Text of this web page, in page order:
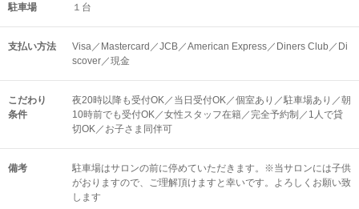
駐車場 １台
支払い方法
Visa／Mastercard／JCB／American Express／Diners Club／Di
scover／現金
こだわり
条件
夜20時以降も受付OK／当日受付OK／個室あり／駐車場あり／朝
10時前でも受付OK／女性スタッフ在籍／完全予約制／1人で貸
切OK／お子さま同伴可
備考
駐車場はサロンの前に停めていただきます。※当サロンには子供
がおりますので、ご理解頂けますと幸いです。よろしくお願い致
します